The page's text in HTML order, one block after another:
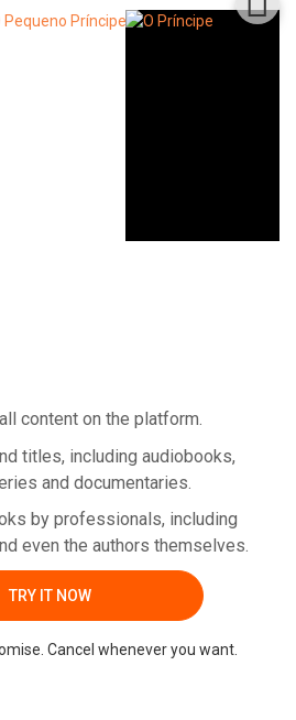
content on the platform.
titles, including audiobooks,
and documentaries.
by professionals, including
even the authors themselves.
TRY IT NOW
Cancel whenever you want.